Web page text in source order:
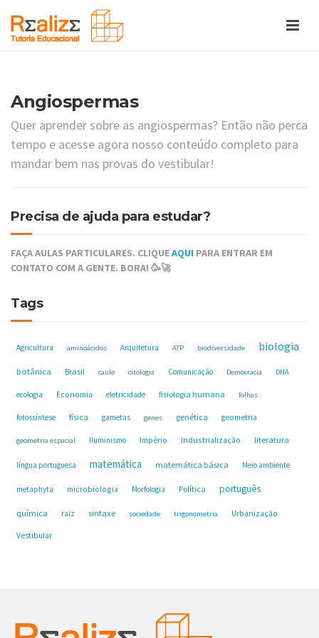
Angiospermas
Quer aprender sobre as angiospermas? Então não perca
tempo e acesse agora nosso conteúdo completo para
mandar bem nas provas do vestibular!
Precisa de ajuda para estudar?
FAÇA AULAS PARTICULARES. CLIQUEAQUI PARA ENTRAR EM
CONTATO COM A GENTE. BORA! 🥳🚀
Tags
Agricultura aminoácidos Arquitetura ATP biodiversidade biologia
botânica Brasil caule citologia Comunicação Democracia DNA
ecologia Economia eletricidade fisiologia humana folhas
fotossíntese física gametas genes genética geometria
geometria espacial Iluminismo Império Industrialização literatura
língua portuguesa matemática matemática básica Meio ambiente
metaphyta microbiologia Morfologia Política português
química raiz sintaxe sociedade trigonometria Urbanização
Vestibular